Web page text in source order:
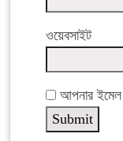
ওয়েবসাইট
আপনার